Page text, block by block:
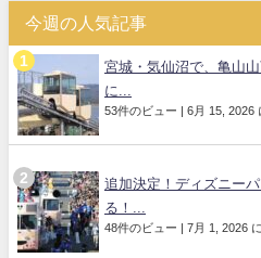
今週の人気記事
宮城・気仙沼で、亀山
に...
53件のビュー | 6月 15, 2026
追加決定！ディズニー
る！...
48件のビュー | 7月 1, 2026